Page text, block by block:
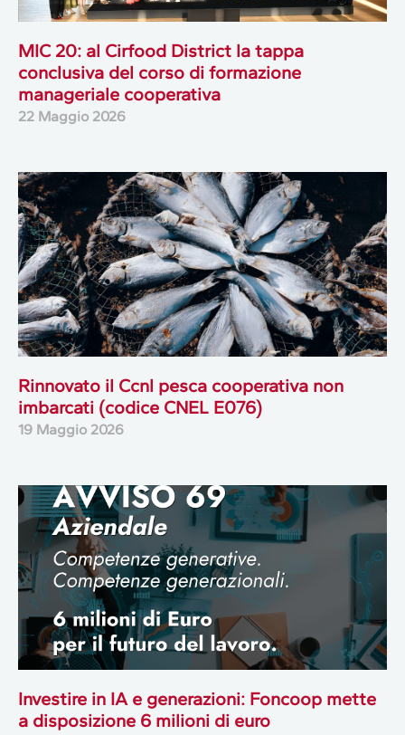
MIC 20: al Cirfood District la tappa
conclusiva del corso di formazione
manageriale cooperativa
22 Maggio 2026
Rinnovato il Ccnl pesca cooperativa non
imbarcati (codice CNEL E076)
19 Maggio 2026
Investire in IA e generazioni: Foncoop mette
a disposizione 6 milioni di euro